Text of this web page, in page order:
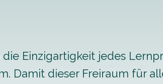
die Einzigartigkeit jedes
Damit dieser Freiraum für